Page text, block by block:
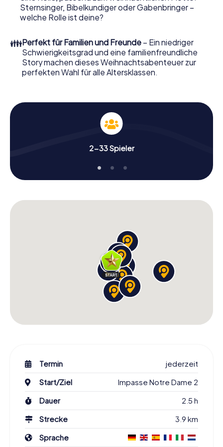
Weihnachtsmarkt von Beaune wird mit dem X-Mas
Adventure zu einem Highlight. Schließlich bietet die
Teambuilding und eine stimmungsvolle
Weihnachtsthematik. Gönnen Sie Ihren Kollegen also
einen unvergesslichen Ausklang des Jahres und planen Sie
unser X-Mas Adventure als Programmpunkt Ihrer
Sternsinger, Bibelkundiger oder Gabenbringer –
welche Rolle ist deine?
👪Perfekt für Familien und Freunde – Ein niedriger
Schwierigkeitsgrad und eine familienfreundliche
Story machen dieses Weihnachtsabenteuer zur
perfekten Wahl für alle Altersklassen.
2-33 Spieler
Termin
jederzeit
Start/Ziel
Impasse Notre Dame 2
Dauer
2.5 h
Strecke
3.9 km
Sprache